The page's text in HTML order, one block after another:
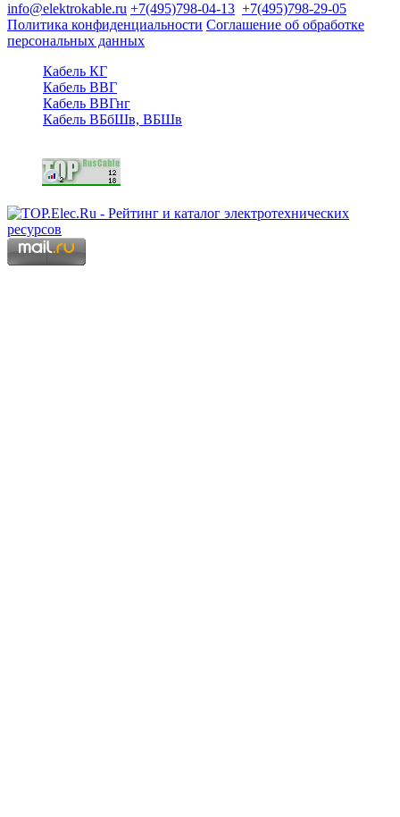
info@elektrokable.ru +7(495)798-04-13 +7(495)798-29-05
Политика конфиденциальности Соглашение об обработке
персональных данных
Кабель КГ
Кабель ВВГ
Кабель ВВГнг
Кабель ВБбШв, ВБШв